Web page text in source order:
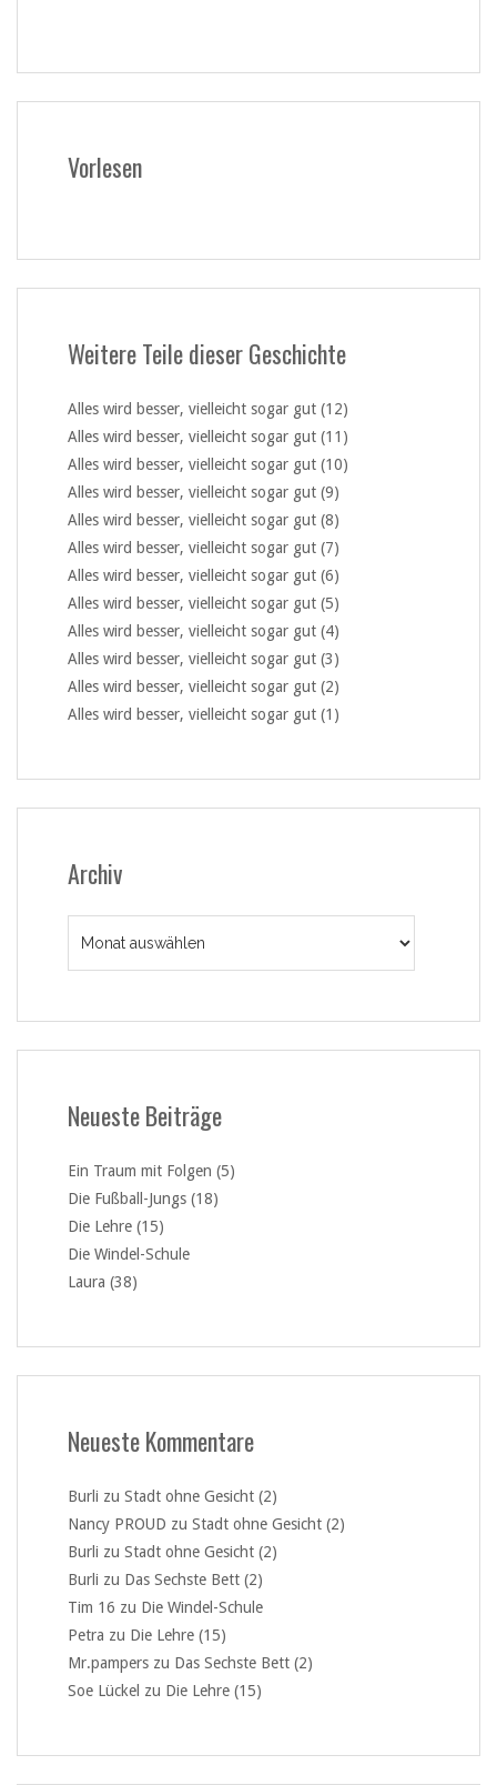
Vorlesen
Weitere Teile dieser Geschichte
Alles wird besser, vielleicht sogar gut (12)
Alles wird besser, vielleicht sogar gut (11)
Alles wird besser, vielleicht sogar gut (10)
Alles wird besser, vielleicht sogar gut (9)
Alles wird besser, vielleicht sogar gut (8)
Alles wird besser, vielleicht sogar gut (7)
Alles wird besser, vielleicht sogar gut (6)
Alles wird besser, vielleicht sogar gut (5)
Alles wird besser, vielleicht sogar gut (4)
Alles wird besser, vielleicht sogar gut (3)
Alles wird besser, vielleicht sogar gut (2)
Alles wird besser, vielleicht sogar gut (1)
Archiv
Neueste Beiträge
Ein Traum mit Folgen (5)
Die Fußball-Jungs (18)
Die Lehre (15)
Die Windel-Schule
Laura (38)
Neueste Kommentare
Burli zu Stadt ohne Gesicht (2)
Nancy PROUD zu Stadt ohne Gesicht (2)
Burli zu Stadt ohne Gesicht (2)
Burli zu Das Sechste Bett (2)
Tim 16 zu Die Windel-Schule
Petra zu Die Lehre (15)
Mr.pampers zu Das Sechste Bett (2)
Soe Lückel zu Die Lehre (15)